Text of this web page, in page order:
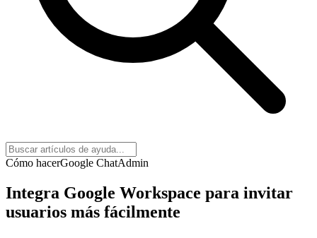
Cómo hacerGoogle ChatAdmin
Integra Google Workspace para invitar
usuarios más fácilmente